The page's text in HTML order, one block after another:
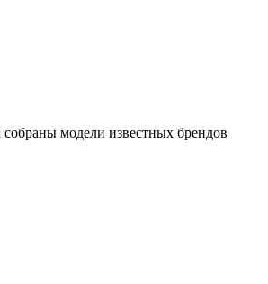
собраны модели известных брендов